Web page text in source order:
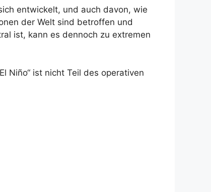
entwickelt, und auch davon, wie
der Welt sind betroffen und
ist, kann es dennoch zu extremen
Niño“ ist nicht Teil des operativen